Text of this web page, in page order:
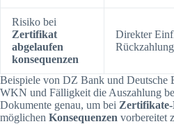
Risiko bei
Zertifikat
abgelaufen
konsequenzen
Direkter
Rückzahlung
Beispiele von DZ Bank und Deutsche
WKN und Fälligkeit die Auszahlung
Dokumente genau, um bei
möglichen Konsequenzen vorbereitet